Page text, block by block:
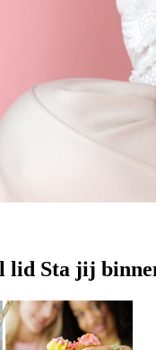
lid Sta jij